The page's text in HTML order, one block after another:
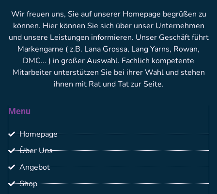
Wir freuen uns, Sie auf unserer Homepage begrüßen zu
können. Hier können Sie sich über unser Unternehmen
und unsere Leistungen informieren. Unser Geschäft führt
Markengarne ( z.B. Lana Grossa, Lang Yarns, Rowan,
DMC... ) in großer Auswahl. Fachlich kompetente
Mitarbeiter unterstützen Sie bei ihrer Wahl und stehen
ihnen mit Rat und Tat zur Seite.
Menu
Homepage
Über Uns
Angebot
Shop